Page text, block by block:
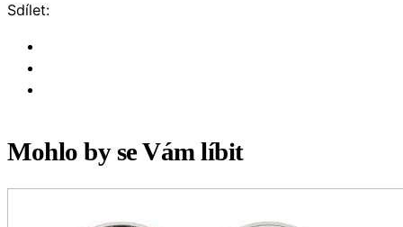
Sdílet:
Mohlo by se Vám líbit